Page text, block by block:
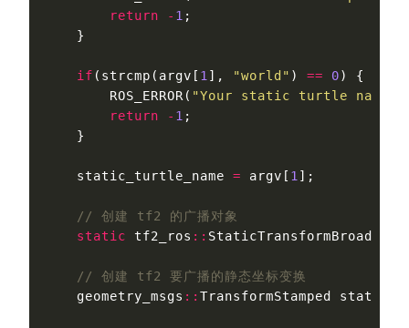
return
- 1 ;
}
if ( strcmp ( argv [ 1], "world" ) == 0)
{
ROS_ERROR( "Your static turtle name
return
- 1 ;
}
static_turtle_name = argv [ 1];
// 创建 tf2 的广播对象
static
tf2_ros ::
// 创建 tf2 要广播的静态坐标变换
geometry_msgs :: TransformStamped